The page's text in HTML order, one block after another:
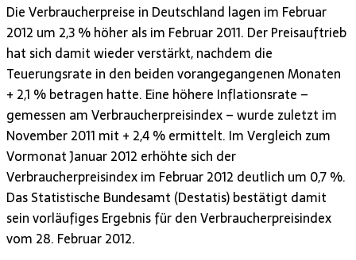
Die Verbraucherpreise in Deutschland lagen im Februar
2012 um 2,3 % höher als im Februar 2011. Der Preisauftrieb
hat sich damit wieder verstärkt, nachdem die
Teuerungsrate in den beiden vorangegangenen Monaten
+ 2,1 % betragen hatte. Eine höhere Inflationsrate –
gemessen am Verbraucherpreisindex – wurde zuletzt im
November 2011 mit + 2,4 % ermittelt. Im Vergleich zum
Vormonat Januar 2012 erhöhte sich der
Verbraucherpreisindex im Februar 2012 deutlich um 0,7 %.
Das Statistische Bundesamt (Destatis) bestätigt damit
sein vorläufiges Ergebnis für den Verbraucherpreisindex
vom 28. Februar 2012.